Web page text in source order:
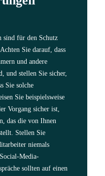
sind für den Schutz
Sie darauf, dass
und andere
und stellen Sie sicher,
Sie solche
Sie beispielsweise
Vorgang sicher ist,
das die von Ihnen
Stellen Sie
niemals
Media-
sollten auf einen